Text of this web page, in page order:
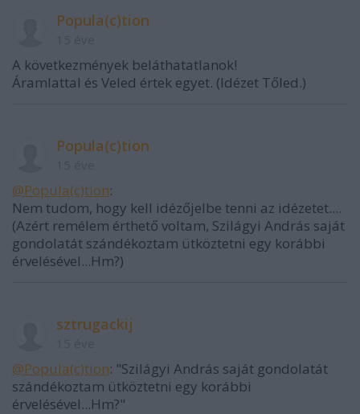
Popula(c)tion
A következmények beláthatatlanok!
Áramlattal és Veled értek egyet. (Idézet Tőled.)
Popula(c)tion
@Popula(c)tion:
Nem tudom, hogy kell idézőjelbe tenni az idézetet....
(Azért remélem érthető voltam, Szilágyi András saját
gondolatát szándékoztam ütköztetni egy korábbi
érvelésével...Hm?)
sztrugackij
@Popula(c)tion: "Szilágyi András saját gondolatát
szándékoztam ütköztetni egy korábbi
érvelésével...Hm?"